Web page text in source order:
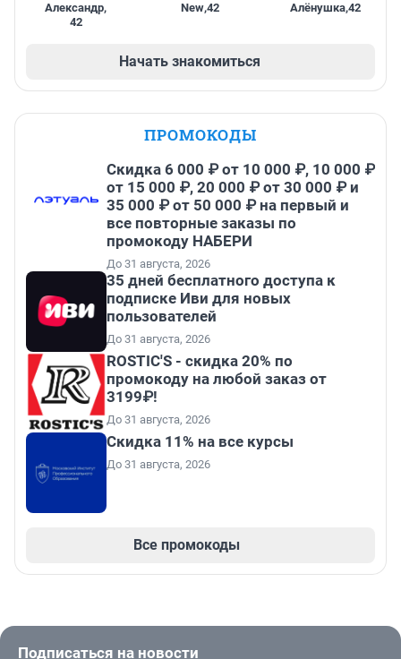
Александр,
42
New,42 Алёнушка,42
Начать знакомиться
ПРОМОКОДЫ
Скидка 6 000 ₽ от 10 000 ₽, 10 000 ₽
от 15 000 ₽, 20 000 ₽ от 30 000 ₽ и
35 000 ₽ от 50 000 ₽ на первый и
все повторные заказы по
промокоду НАБЕРИ
До 31 августа, 2026
35 дней бесплатного доступа к
подписке Иви для новых
пользователей
До 31 августа, 2026
ROSTIC'S - скидка 20% по
промокоду на любой заказ от
3199₽!
До 31 августа, 2026
Скидка 11% на все курсы
До 31 августа, 2026
Все промокоды
Подписаться на новости